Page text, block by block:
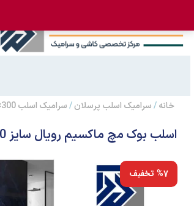
خانه/سرامیک اسلب پرسلان/سرامیک اسلب 300×120
اسلب بوک مچ ماکسیم رویال سایز 300×120 فاوانیا
%7 تخفیف